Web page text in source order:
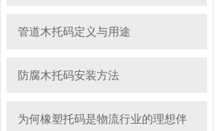
管道木托码定义与用途
防腐木托码安装方法
为何橡塑托码是物流行业的理想伴